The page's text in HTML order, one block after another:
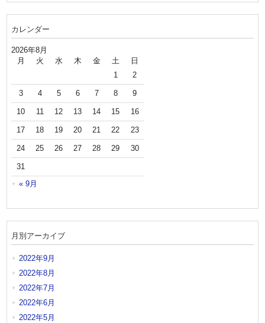
カレンダー
2026年8月
月 火 水 木 金 土
日
1
2
3 4 5 6 7 8 9
10 11 12 13 14 15 16
17 18 19 20 21 22 23
24 25 26 27 28 29 30
31
« 9月
月別アーカイブ
2022年9月
2022年8月
2022年7月
2022年6月
2022年5月